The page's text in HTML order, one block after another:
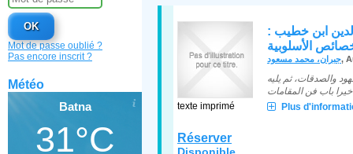
texte imprimé
ابن خطيب :
الأسلوبية
جبران، محمد مسعود,
والصدقات، ثم يليه
Plus
Réserver
Disponible
Mot de passe oublié ?
Pas encore inscrit ?
Météo
Batna
31°C